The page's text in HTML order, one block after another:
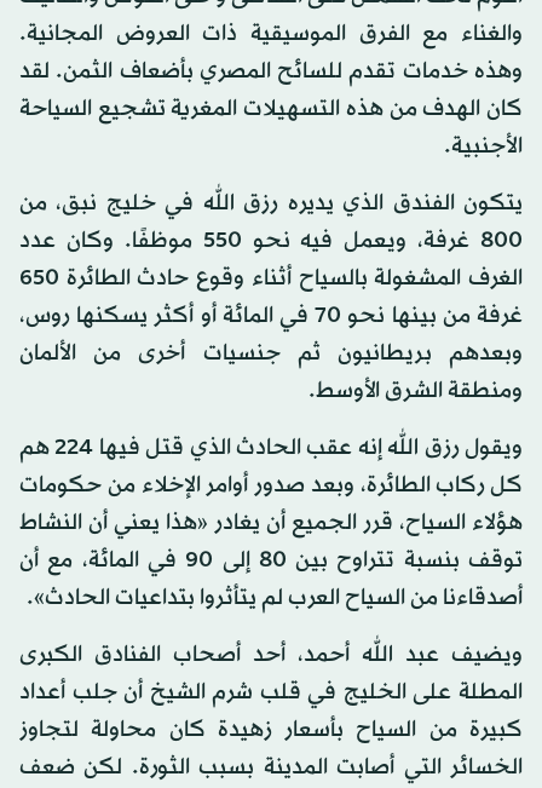
والغناء مع الفرق الموسيقية ذات العروض المجانية.
وهذه خدمات تقدم للسائح المصري بأضعاف الثمن. لقد
كان الهدف من هذه التسهيلات المغرية تشجيع السياحة
الأجنبية.
يتكون الفندق الذي يديره رزق الله في خليج نبق، من
800 غرفة، ويعمل فيه نحو 550 موظفًا. وكان عدد
الغرف المشغولة بالسياح أثناء وقوع حادث الطائرة 650
غرفة من بينها نحو 70 في المائة أو أكثر يسكنها روس،
وبعدهم بريطانيون ثم جنسيات أخرى من الألمان
ومنطقة الشرق الأوسط.
ويقول رزق الله إنه عقب الحادث الذي قتل فيها 224 هم
كل ركاب الطائرة، وبعد صدور أوامر الإخلاء من حكومات
هؤلاء السياح، قرر الجميع أن يغادر «هذا يعني أن النشاط
توقف بنسبة تتراوح بين 80 إلى 90 في المائة، مع أن
أصدقاءنا من السياح العرب لم يتأثروا بتداعيات الحادث».
ويضيف عبد الله أحمد، أحد أصحاب الفنادق الكبرى
المطلة على الخليج في قلب شرم الشيخ أن جلب أعداد
كبيرة من السياح بأسعار زهيدة كان محاولة لتجاوز
الخسائر التي أصابت المدينة بسبب الثورة. لكن ضعف